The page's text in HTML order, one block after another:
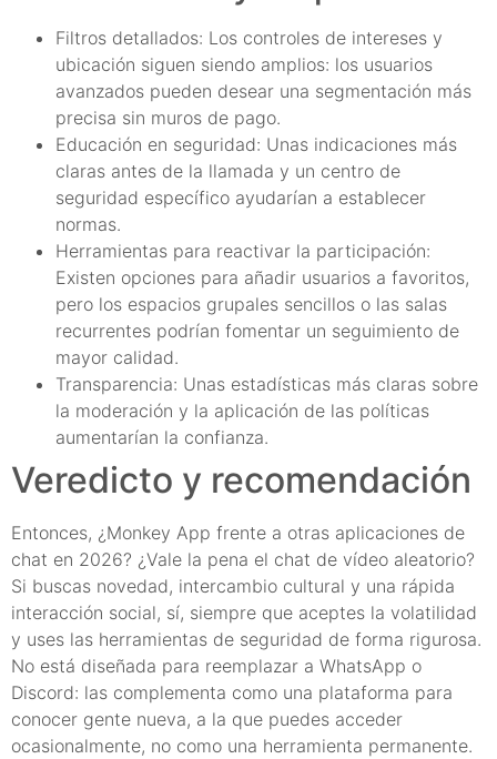
Filtros detallados: Los controles de intereses y
ubicación siguen siendo amplios: los usuarios
avanzados pueden desear una segmentación más
precisa sin muros de pago.
Educación en seguridad: Unas indicaciones más
claras antes de la llamada y un centro de
seguridad específico ayudarían a establecer
normas.
Herramientas para reactivar la participación:
Existen opciones para añadir usuarios a favoritos,
pero los espacios grupales sencillos o las salas
recurrentes podrían fomentar un seguimiento de
mayor calidad.
Transparencia: Unas estadísticas más claras sobre
la moderación y la aplicación de las políticas
aumentarían la confianza.
Veredicto y recomendación
Entonces, ¿Monkey App frente a otras aplicaciones de
chat en 2026? ¿Vale la pena el chat de vídeo aleatorio?
Si buscas novedad, intercambio cultural y una rápida
interacción social, sí, siempre que aceptes la volatilidad
y uses las herramientas de seguridad de forma rigurosa.
No está diseñada para reemplazar a WhatsApp o
Discord: las complementa como una plataforma para
conocer gente nueva, a la que puedes acceder
ocasionalmente, no como una herramienta permanente.